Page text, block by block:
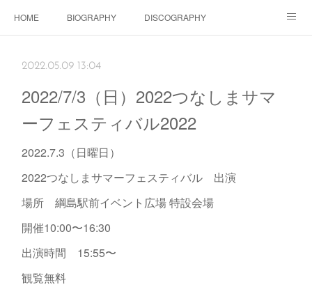
HOME BIOGRAPHY DISCOGRAPHY
2022.05.09 13:04
2022/7/3（日）2022つなしまサマ
ーフェスティバル2022
2022.7.3（日曜日）
2022つなしまサマーフェスティバル 出演
場所 綱島駅前イベント広場 特設会場
開催10:00〜16:30
出演時間 15:55〜
観覧無料